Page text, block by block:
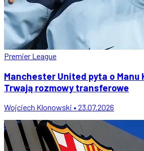
Premier League
Manchester United pyta o Manu
Trwają rozmowy transferowe
Wojciech Klonowski • 23.07.2026